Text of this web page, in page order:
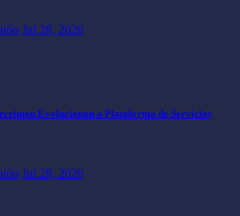
Jul 28, 2026
Evolucionan a Plataforma de Servicios
Jul 28, 2026